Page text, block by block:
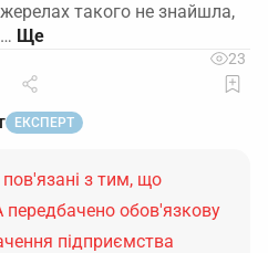
такого не знайшла,
23
ЕКСПЕРТ
з тим, що
обов'язкову
підприємства